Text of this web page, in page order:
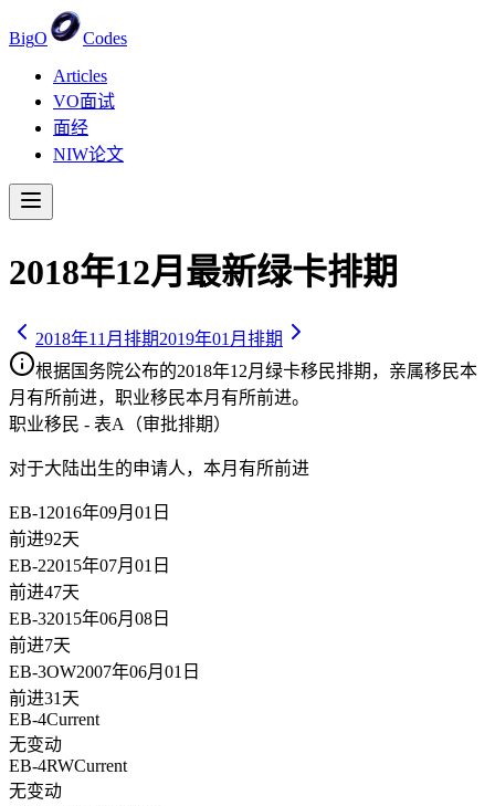
BigO
Codes
Articles
VO面试
面经
NIW论文
2018年12月最新绿卡排期
2018年11 月排期2019年01 月排期
根据国务院公布的2018年12月绿卡移民排期，亲属移民本
月有所前进，职业移民本月有所前进。
职业移民 - 表A（审批排期）
对于大陆出生的申请人， 本月有所前进
EB-1 2016年09月01日
前进92天
EB-22015年07月01日
前进47天
EB-32015年06月08日
前进7天
EB-3OW2007年06月01日
前进31天
EB-4Current
无变动
EB-4RWCurrent
无变动